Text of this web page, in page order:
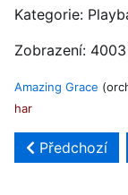
Kategorie:
Zobrazení: 4003
Amazing Grace
har
Předchozí
Předchozí